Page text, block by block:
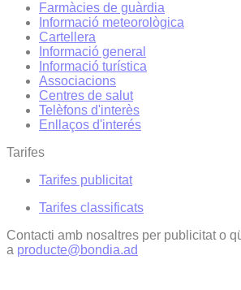
Farmàcies de guàrdia
Informació meteorològica
Cartellera
Informació general
Informació turística
Associacions
Centres de salut
Telèfons d'interès
Enllaços d'interés
Tarifes
Tarifes publicitat
Tarifes classificats
Contacti amb nosaltres per publicitat o
a producte@bondia.ad